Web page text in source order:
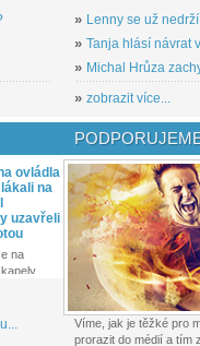
» Lenny se už
» Tanja hlásí návrat
» Michal Hrůza
» zobrazit více...
ovládla
na
uzavřeli
na
Víme, jak je těžké pro
prorazit do médií a tím